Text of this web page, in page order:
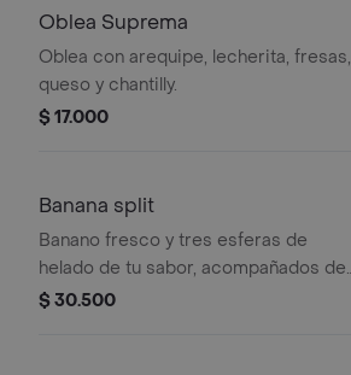
Oblea Suprema
Oblea con arequipe, lecherita, fresas,
queso y chantilly.
$ 17.000
Banana split
Banano fresco y tres esferas de
helado de tu sabor, acompañados de
una lluvia de queso, suave crema
$ 30.500